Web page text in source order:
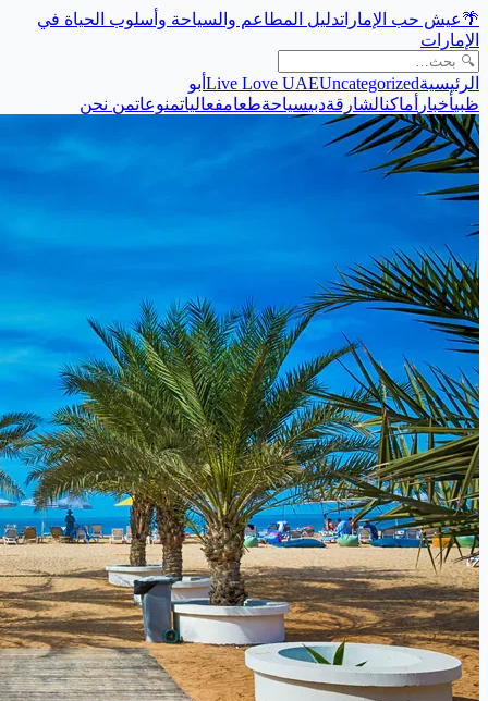
🌴عيش حب الإماراتدليل المطاعم والسياحة وأسلوب الحياة في
الإمارات
الرئيسية Live Love UAEUncategorized
أبو
ظبيأخبار أماكنالشارقةدبيسياحةطعامفعالياتمنوعاتمن نحن